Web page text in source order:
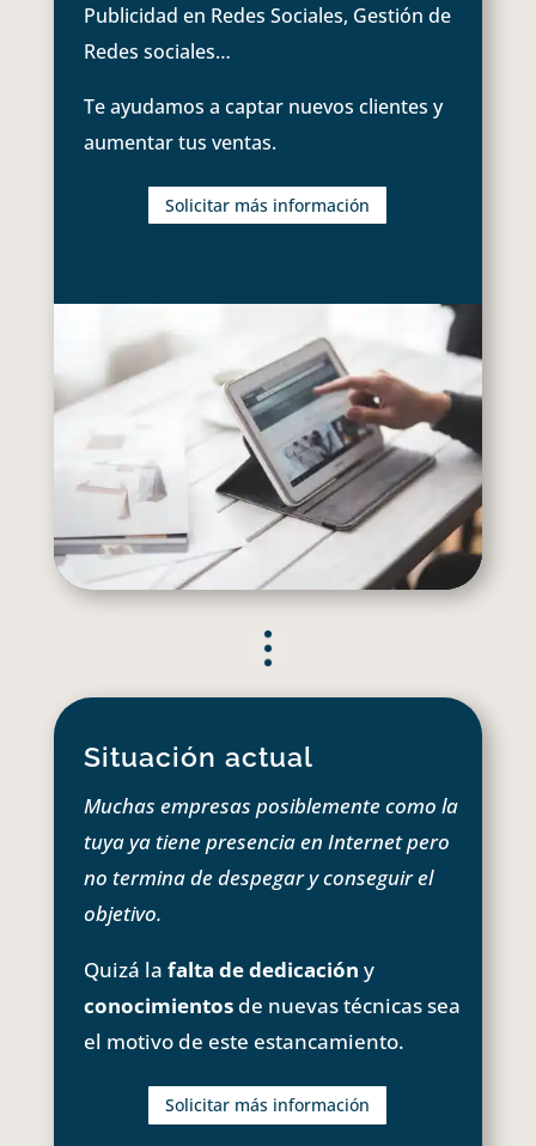
Publicidad en Redes Sociales, Gestión de
Redes sociales…
Te ayudamos a captar nuevos clientes y
aumentar tus ventas.
Solicitar más información
Situación actual
Muchas empresas posiblemente como la
tuya ya tiene presencia en Internet pero
no termina de despegar y conseguir el
objetivo.
Quizá la falta de dedicación y
conocimientosde nuevas técnicas sea
el motivo de este estancamiento.
Solicitar más información